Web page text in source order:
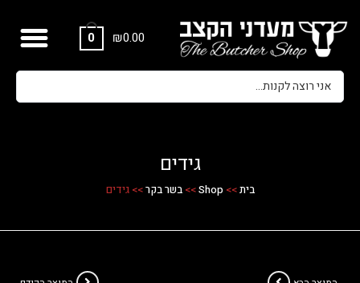
₪0.00
0
גידים
בית>>
Shop
>>בשר בקר>>גידים